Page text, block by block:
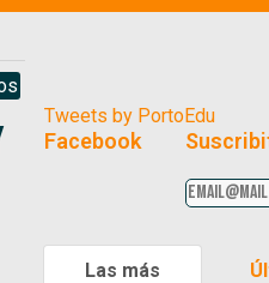
Tweets by PortoEdu
Facebook
Las más